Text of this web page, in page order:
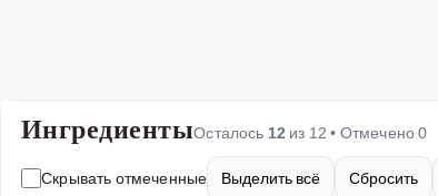
ИнгредиентыОсталось 12 из 12 • Отмечено0
Скрывать отмеченные Выделить всё Сбросить